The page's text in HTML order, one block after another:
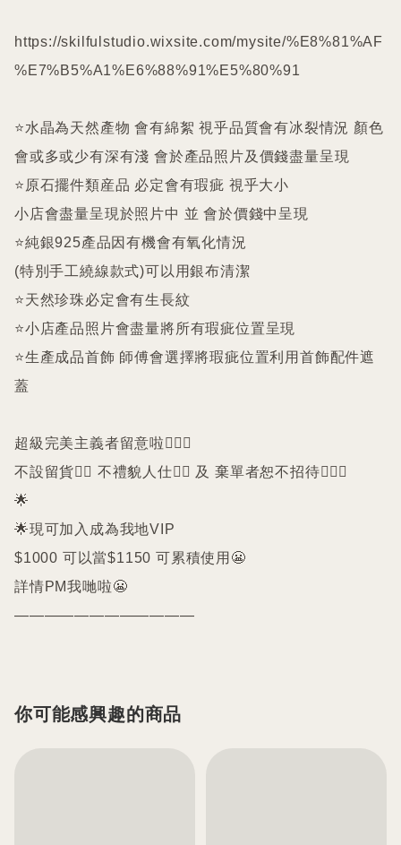
https://skilfulstudio.wixsite.com/mysite/%E8%81%AF
%E7%B5%A1%E6%88%91%E5%80%91
⭐️水晶為天然產物 會有綿絮 視乎品質會有冰裂情況 顏色
會或多或少有深有淺 會於產品照片及價錢盡量呈現
⭐️原石擺件類産品 必定會有瑕疵 視乎大小
小店會盡量呈現於照片中 並 會於價錢中呈現
⭐️純銀925產品因有機會有氧化情況
(特別手工繞線款式)可以用銀布清潔
⭐️天然珍珠必定會有生長紋
⭐️小店產品照片會盡量將所有瑕疵位置呈現
⭐️生產成品首飾 師傅會選擇將瑕疵位置利用首飾配件遮
蓋
超級完美主義者留意啦🙇🏻‍♀️
不設留貨🙅‍♀️ 不禮貌人仕🙅‍♀️ 及 棄單者恕不招待🙇🏻‍♀️
🌟
🌟現可加入成為我地VIP
$1000 可以當$1150 可累積使用😬
詳情PM我哋啦😬
————————————
你可能感興趣的商品